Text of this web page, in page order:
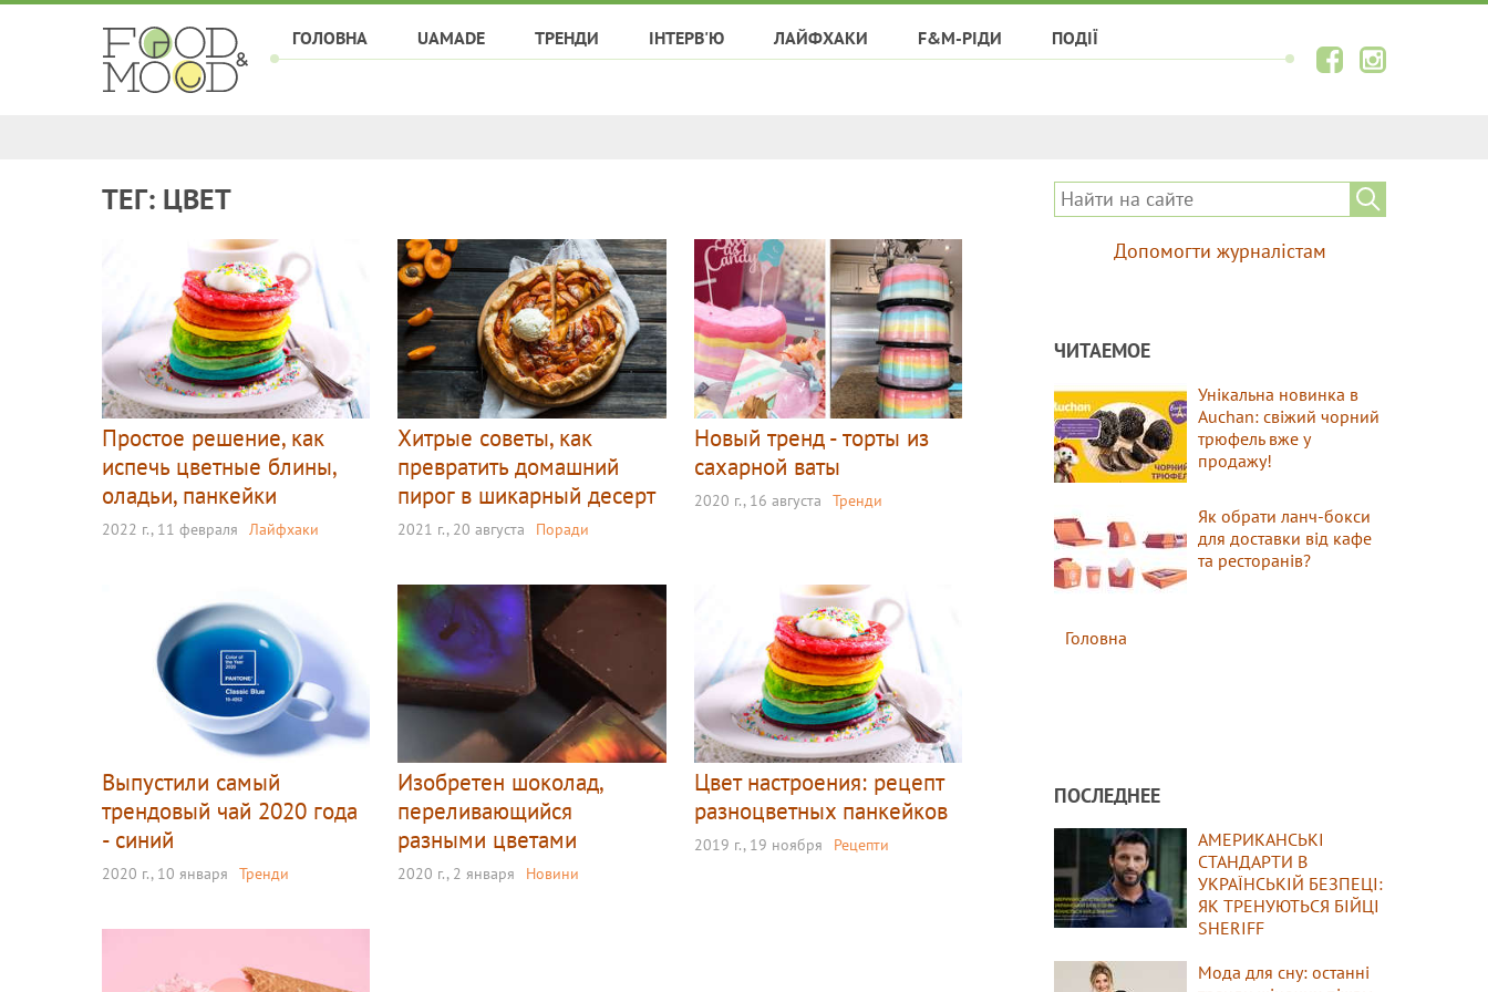
ГОЛОВНА UAMADE ТРЕНДИ ІНТЕРВ'Ю ЛАЙФХАКИ F&M-РІДИ ПОДІЇ
ТЕГ: ЦВЕТ
Простое решение, как
испечь цветные блины,
оладьи, панкейки
2022 г., 11 февраля Лайфхаки
Хитрые советы, как
превратить домашний
пирог в шикарный десерт
2021 г., 20 августа Поради
Новый тренд - торты из
сахарной ваты
2020 г., 16 августа Тренди
Выпустили самый
трендовый чай 2020 года
- синий
2020 г., 10 января Тренди
Изобретен шоколад,
переливающийся
разными цветами
2020 г., 2 января Новини
Цвет настроения: рецепт
разноцветных панкейков
2019 г., 19 ноября Рецепти
Допомогти журналістам
ЧИТАЕМОЕ
Унікальна новинка в
Auchan: свіжий чорний
трюфель вже у
продажу!
Як обрати ланч-бокси
для доставки від кафе
та ресторанів?
Головна
ПОСЛЕДНЕЕ
АМЕРИКАНСЬКІ
СТАНДАРТИ В
УКРАЇНСЬКІЙ БЕЗПЕЦІ:
ЯК ТРЕНУЮТЬСЯ БІЙЦІ
SHERIFF
Мода для сну: останні